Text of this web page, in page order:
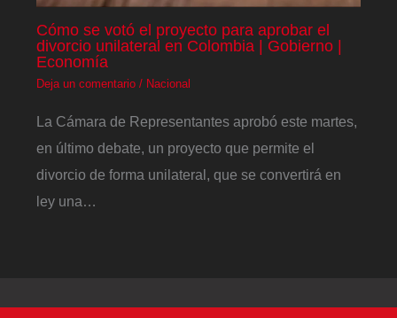
Cómo se votó el proyecto para aprobar el
divorcio unilateral en Colombia | Gobierno |
Economía
Deja un comentario / Nacional
La Cámara de Representantes aprobó este martes,
en último debate, un proyecto que permite el
divorcio de forma unilateral, que se convertirá en
ley una…